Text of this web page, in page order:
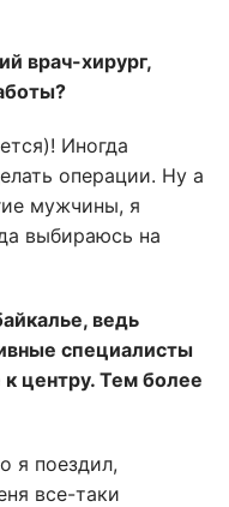
врач-хирург,
Иногда
операции. Ну а
мужчины, я
выбираюсь на
ведь
специалисты
центру. Тем более
я поездил,
все-таки